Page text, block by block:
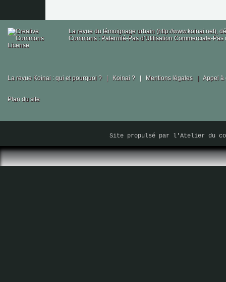
La revue du témoignage urbain (http://www.koinai.net),
Commons : Paternité-Pas d’Utilisation Commerciale-
La revue Koinai : qui et pourquoi ? | Koinai ? | Mentions légales | Appel à
Plan du site
Site propulsé par l'Atelier du